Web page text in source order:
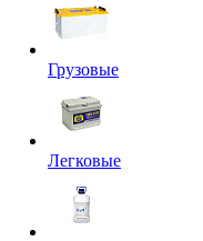
Грузовые
Легковые